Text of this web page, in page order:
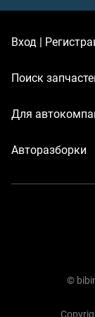
Вход |
Поиск
Для
Авторазборки
©